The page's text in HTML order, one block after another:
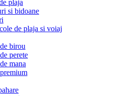
plaja
si bidoane
de plaja si voiaj
birou
perete
mana